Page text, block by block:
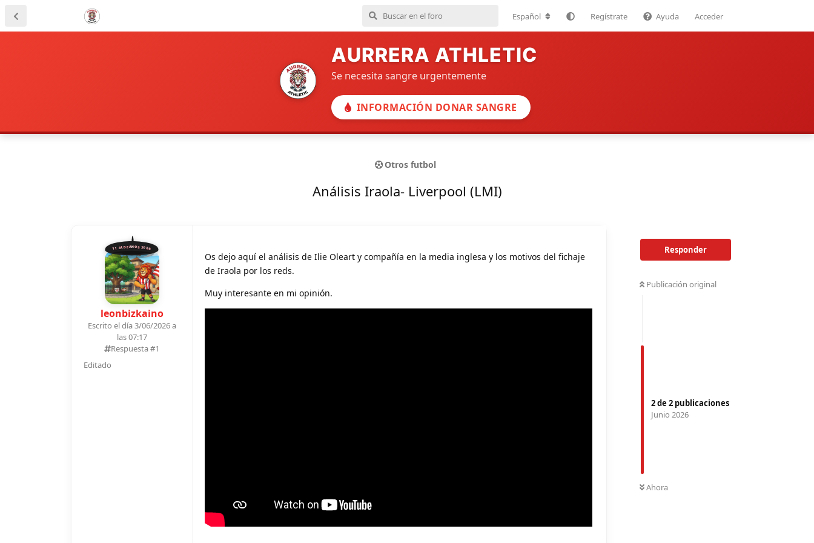
Español Regístrate Ayuda Acceder
AURRERA ATHLETIC
Se necesita sangre urgentemente
INFORMACIÓN DONAR SANGRE
Otros futbol
Análisis Iraola- Liverpool (LMI)
Responder
Publicación original
2de 2 publicaciones
Junio 2026
Ahora
11 ALDEANOS 2026
leonbizkaino
Escrito el día 3/06/2026 a
las 07:17
Respuesta #1
Editado
Os dejo aquí el análisis de Ilie Oleart y compañía en la media inglesa y los motivos del fichaje
de Iraola por los reds.
Muy interesante en mi opinión.